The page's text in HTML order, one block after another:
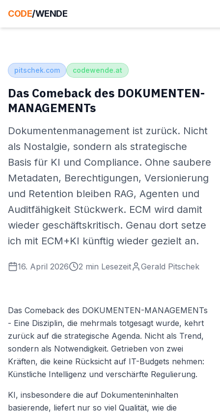
CODE/WENDE
pitschek.com codewende.at
Das Comeback des DOKUMENTEN-
MANAGEMENTs
Dokumentenmanagement ist zurück. Nicht
als Nostalgie, sondern als strategische
Basis für KI und Compliance. Ohne saubere
Metadaten, Berechtigungen, Versionierung
und Retention bleiben RAG, Agenten und
Auditfähigkeit Stückwerk. ECM wird damit
wieder geschäftskritisch. Genau dort setze
ich mit ECM+KI künftig wieder gezielt an.
16. April 2026 2 min Lesezeit Gerald Pitschek
Das Comeback des DOKUMENTEN-MANAGEMENTs
- Eine Disziplin, die mehrmals totgesagt wurde, kehrt
zurück auf die strategische Agenda. Nicht als Trend,
sondern als Notwendigkeit. Getrieben von zwei
Kräften, die keine Rücksicht auf IT-Budgets nehmen:
Künstliche Intelligenz und verschärfte Regulierung.
KI, insbesondere die auf Dokumenteninhalten
basierende, liefert nur so viel Qualität, wie die